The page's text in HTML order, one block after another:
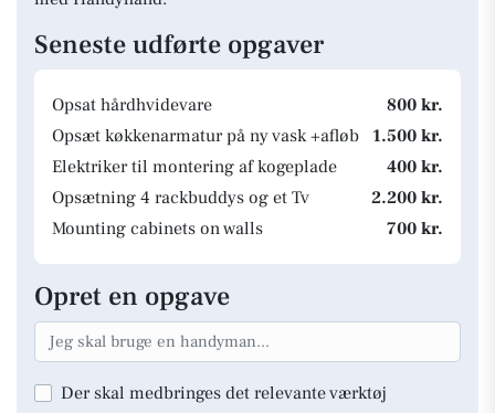
Seneste udførte opgaver
Opsat hårdhvidevare
800 kr.
Opsæt køkkenarmatur på ny vask +afløb
1.500 kr.
Elektriker til montering af kogeplade
400 kr.
Opsætning 4 rackbuddys og et Tv
2.200 kr.
Mounting cabinets on walls
700 kr.
Opret en opgave
Der skal medbringes det relevante værktøj